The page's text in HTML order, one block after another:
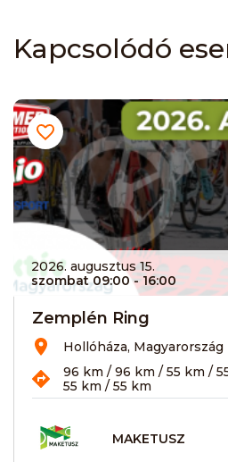
Kapcsolódó
2026. augusztus 15.
szombat 09:00- 16:00
Zemplén Ring
Hollóháza, Magyarország
96 km / 96 km / 55 km /
55 km / 55 km
MAKETUSZ